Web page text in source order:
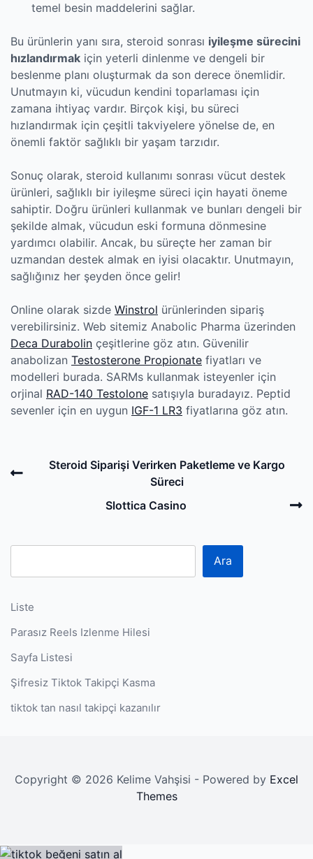
temel besin maddelerini sağlar.
Bu ürünlerin yanı sıra, steroid sonrası iyileşme sürecini
hızlandırmak için yeterli dinlenme ve dengeli bir
beslenme planı oluşturmak da son derece önemlidir.
Unutmayın ki, vücudun kendini toparlaması için
zamana ihtiyaç vardır. Birçok kişi, bu süreci
hızlandırmak için çeşitli takviyelere yönelse de, en
önemli faktör sağlıklı bir yaşam tarzıdır.
Sonuç olarak, steroid kullanımı sonrası vücut destek
ürünleri, sağlıklı bir iyileşme süreci için hayati öneme
sahiptir. Doğru ürünleri kullanmak ve bunları dengeli bir
şekilde almak, vücudun eski formuna dönmesine
yardımcı olabilir. Ancak, bu süreçte her zaman bir
uzmandan destek almak en iyisi olacaktır. Unutmayın,
sağlığınız her şeyden önce gelir!
Online olarak sizde Winstrol ürünlerinden sipariş
verebilirsiniz. Web sitemiz Anabolic Pharma üzerinden
Deca Durabolin çeşitlerine göz atın. Güvenilir
anabolizan Testosterone Propionate fiyatları ve
modelleri burada. SARMs kullanmak isteyenler için
orjinal RAD-140 Testolone satışıyla buradayız. Peptid
sevenler için en uygun IGF-1 LR3 fiyatlarına göz atın.
PreviousSteroid Siparişi Verirken Paketleme ve Kargo
Süreci
Slottica Casino
Ara
Liste
Parasız Reels Izlenme Hilesi
Sayfa Listesi
Şifresiz Tiktok Takipçi Kasma
tiktok tan nasıl takipçi kazanılır
Copyright © 2026 Kelime Vahşisi - Powered by Excel
Themes